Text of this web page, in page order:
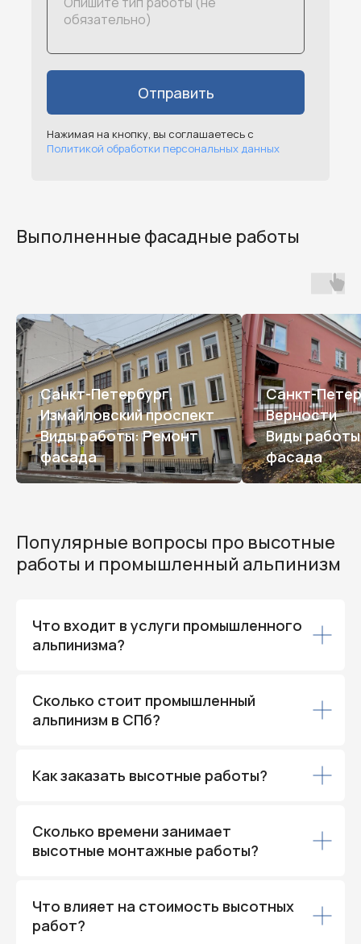
Отправить
Нажимая на кнопку, вы соглашаетесь с
Политикой обработки персональных данных
Выполненные фасадные работы
Санкт-Петербург,
Измайловский проспект
Виды работы: Ремонт
фасада
Санкт-
Верности
Виды
фасада
Популярные вопросы про высотные
работы и промышленный альпинизм
Что входит в услуги промышленного
альпинизма?
Сколько стоит промышленный
альпинизм в СПб?
Как заказать высотные работы?
Сколько времени занимает
высотные монтажные работы?
Что влияет на стоимость высотных
работ?